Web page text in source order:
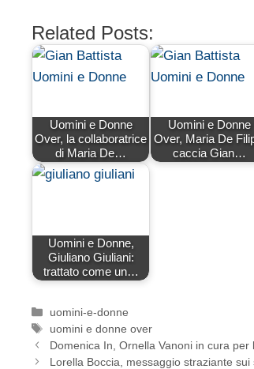
Related Posts:
Uomini e Donne
Over, la collaboratrice
di Maria De…
Uomini e Donne
Over, Maria De
caccia Gian…
Uomini e Donne,
Giuliano Giuliani:
trattato come un…
Categorie
uomini-e-donne
Tag
uomini e donne over
Domenica In, Ornella Vanoni in cura per
Lorella Boccia, messaggio straziante